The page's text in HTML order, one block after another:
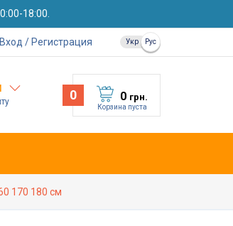
18:00.
Вход Регистрация Укр Рус
0 0 грн.
Корзина пуста
170 180 см